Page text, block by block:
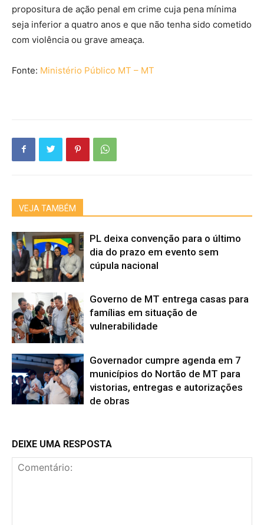
propositura de ação penal em crime cuja pena mínima
seja inferior a quatro anos e que não tenha sido cometido
com violência ou grave ameaça.
Fonte: Ministério Público MT – MT
VEJA TAMBÉM
PL deixa convenção para o último
dia do prazo em evento sem
cúpula nacional
Governo de MT entrega casas para
famílias em situação de
vulnerabilidade
Governador cumpre agenda em 7
municípios do Nortão de MT para
vistorias, entregas e autorizações
de obras
DEIXE UMA RESPOSTA